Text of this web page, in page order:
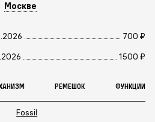
Москве
700 ₽
1500 ₽
РЕМЕШОК ФУНКЦИИ
Fossil